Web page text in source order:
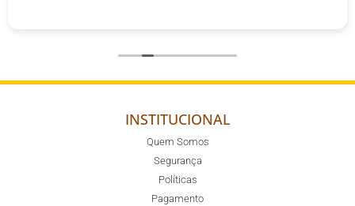
INSTITUCIONAL
Quem Somos
Segurança
Políticas
Pagamento